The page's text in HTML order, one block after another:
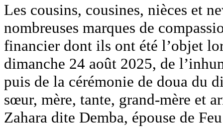
Les cousins, cousines, nièces et
nombreuses marques de
financier dont ils ont été l’objet
dimanche 24 août 2025, de
puis de la cérémonie de doua du
sœur, mère, tante, grand-mère et
Zahara dite Demba, épouse de